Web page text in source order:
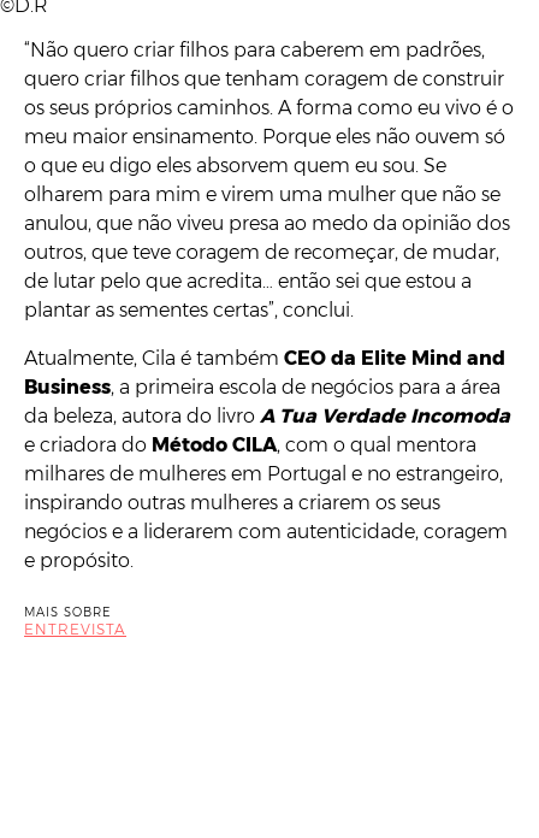
©D.R
“Não quero criar filhos para caberem em padrões,
quero criar filhos que tenham coragem de construir
os seus próprios caminhos. A forma como eu vivo é o
meu maior ensinamento. Porque eles não ouvem só
o que eu digo eles absorvem quem eu sou. Se
olharem para mim e virem uma mulher que não se
anulou, que não viveu presa ao medo da opinião dos
outros, que teve coragem de recomeçar, de mudar,
de lutar pelo que acredita… então sei que estou a
plantar as sementes certas”, conclui.
Atualmente, Cila é também CEO da Elite Mind and
Business, a primeira escola de negócios para a área
da beleza, autora do livro A Tua Verdade Incomoda
e criadora do Método CILA, com o qual mentora
milhares de mulheres em Portugal e no estrangeiro,
inspirando outras mulheres a criarem os seus
negócios e a liderarem com autenticidade, coragem
e propósito.
MAIS SOBRE
ENTREVISTA